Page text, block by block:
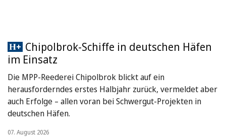
Chipolbrok-Schiffe in deutschen Häfen
im Einsatz
Die MPP-Reederei Chipolbrok blickt auf ein
herausforderndes erstes Halbjahr zurück, vermeldet aber
auch Erfolge – allen voran bei Schwergut-Projekten in
deutschen Häfen.
07. August 2026